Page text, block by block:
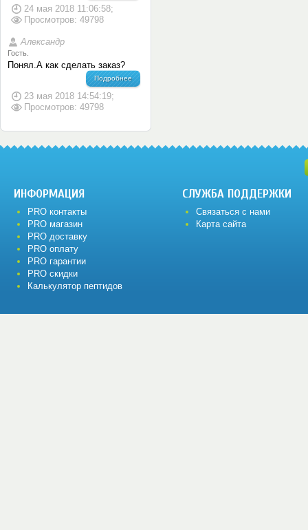
24 мая 2018 11:06:58;
Просмотров: 49798
Александр
Гость.
Понял.А как сделать заказ?
Подробнее
23 мая 2018 14:54:19;
Просмотров: 49798
ИНФОРМАЦИЯ
PRO контакты
PRO магазин
PRO доставку
PRO оплату
PRO гарантии
PRO скидки
Калькулятор пептидов
СЛУЖБА ПОДДЕРЖКИ
Связаться с нами
Карта сайта